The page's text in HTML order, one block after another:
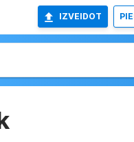
IZVEIDOT